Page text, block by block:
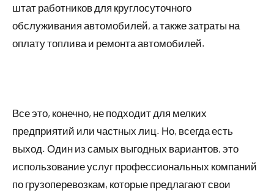
штат работников для круглосуточного
обслуживания автомобилей, а также затраты на
оплату топлива и ремонта автомобилей.
Все это, конечно, не подходит для мелких
предприятий или частных лиц. Но, всегда есть
выход. Один из самых выгодных вариантов, это
использование услуг профессиональных компаний
по грузоперевозкам, которые предлагают свои